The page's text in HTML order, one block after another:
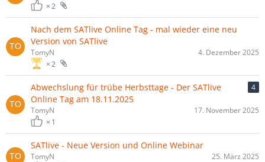
2
Nach dem SATlive Online Tag - mal wieder eine neu
Version von SATlive
2
TomyN 4. Dezember 2025
Abwechslung für trübe Herbsttage - Der SATlive
Online Tag am 18.11.2025
4
1
TomyN 17. November 2025
SATlive - Neue Version und Online Webinar
TomyN 25. März 2025